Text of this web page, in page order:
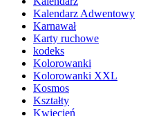
Kalendarz Adwentowy
Karnawał
Karty ruchowe
kodeks
Kolorowanki
Kolorowanki XXL
Kosmos
Kształty
Kwiecień